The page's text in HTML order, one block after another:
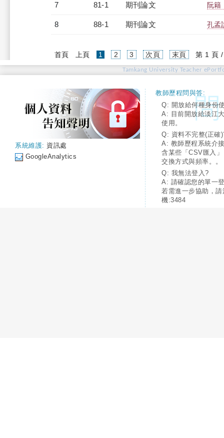
7 81-1 期刊論文 阮籍
8 88-1 期刊論文 孔孟
首頁 上頁 1 (current)
2 3 次頁 末頁 第 1 頁
Tamkang University Teacher
系統維護: 資訊處
GoogleAnalytics
教師歷程問與答:
Q: 開放給何種身份
A: 目前開放給淡江
使用。
Q: 資料不完整(正確
A: 教師歷程系統介
含某些「CSV匯入
交換方式與頻率。。
Q: 我無法登入?
A: 請確認您的單一
若需進一步協助，
機:3484